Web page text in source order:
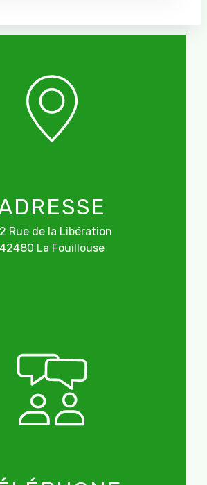
Rue de la Libération
42480 La Fouillouse